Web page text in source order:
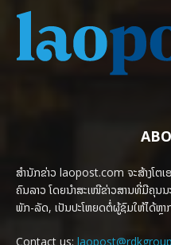
ສຳນັກຂ່າວ laopost.com ຈະສ້າງໂຕ
ຄົນລາວ ໂດຍນຳສະເໜີຂ່າວສານທີ່ມີຄຸນນ
ພັກ-ລັດ, ເປັນປະໂຫຍດຕໍ່ຜູ້ຊົມໃຫ້ໄດ້ຫຼ
Contact us: